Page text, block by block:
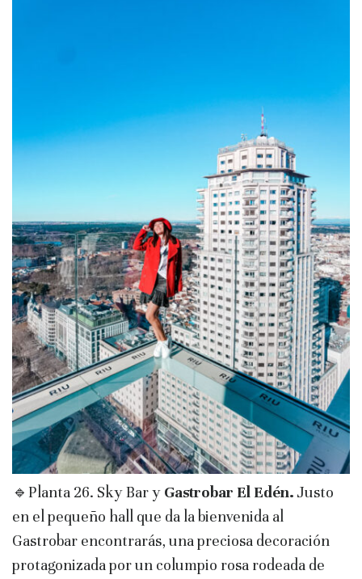
🔹Planta 26. Sky Bar y Gastrobar El Edén. Justo
en el pequeño hall que da la bienvenida al
Gastrobar encontrarás, una preciosa decoración
protagonizada por un columpio rosa rodeada de